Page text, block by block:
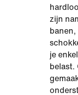
zijn
je
belast.